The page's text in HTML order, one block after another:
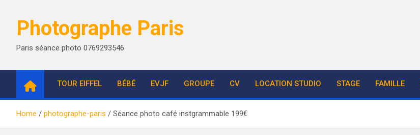
contentPhotographe Paris
Paris séance photo 0769293546
TOUR EIFFEL BÉBÉ EVJF GROUPE CV LOCATION STUDIO STAGE FAMILLE
Home photographe-paris Séance photo café instgrammable 199€